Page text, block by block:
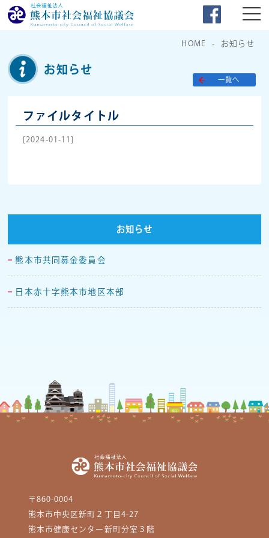
HOME お知らせ
お知らせ
一覧へ
ファイルタイトル
[2024-01-11]
お知らせ
熊本市共同募金委員会
日本赤十字熊本市地区本部
〒860-0004
熊本市中央区新町２丁目4-27
熊本市健康センター新町分室３階